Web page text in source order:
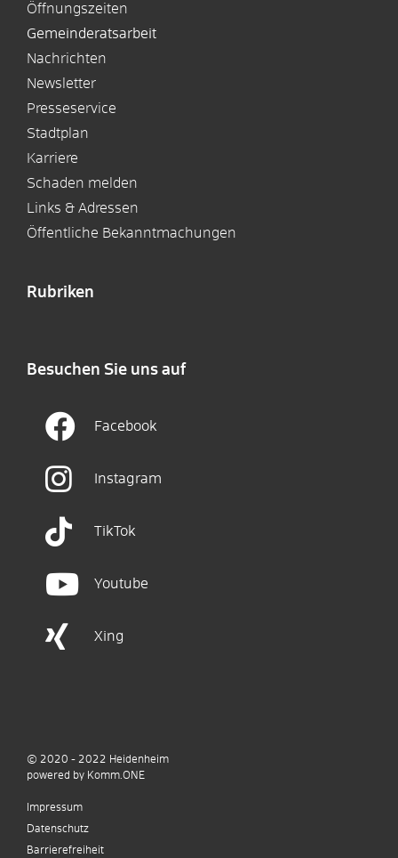
Öffnungszeiten
Gemeinderatsarbeit
Nachrichten
Newsletter
Presseservice
Stadtplan
Karriere
Schaden melden
Links & Adressen
Öffentliche Bekanntmachungen
Rubriken
Besuchen Sie uns auf
Facebook
Instagram
TikTok
Youtube
Xing
© 2020 - 2022 Heidenheim
powered by Komm.ONE
Impressum
Datenschutz
Barrierefreiheit